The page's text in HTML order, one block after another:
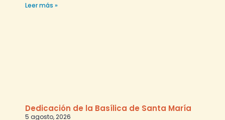
Leer más »
Dedicación de la Basílica de Santa María
5 agosto, 2026